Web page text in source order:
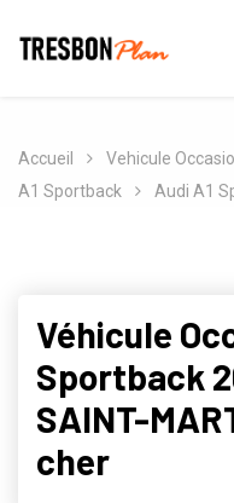
Accueil Vehicule
A1 Sportback
Audi A1
Véhicule
Sportback
SAINT-
cher